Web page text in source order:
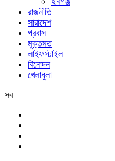
রাজনীতি
সারাদেশ
প্রবাস
মুক্তমত
লাইফস্টাইল
বিনোদন
খেলাধুলা
সব